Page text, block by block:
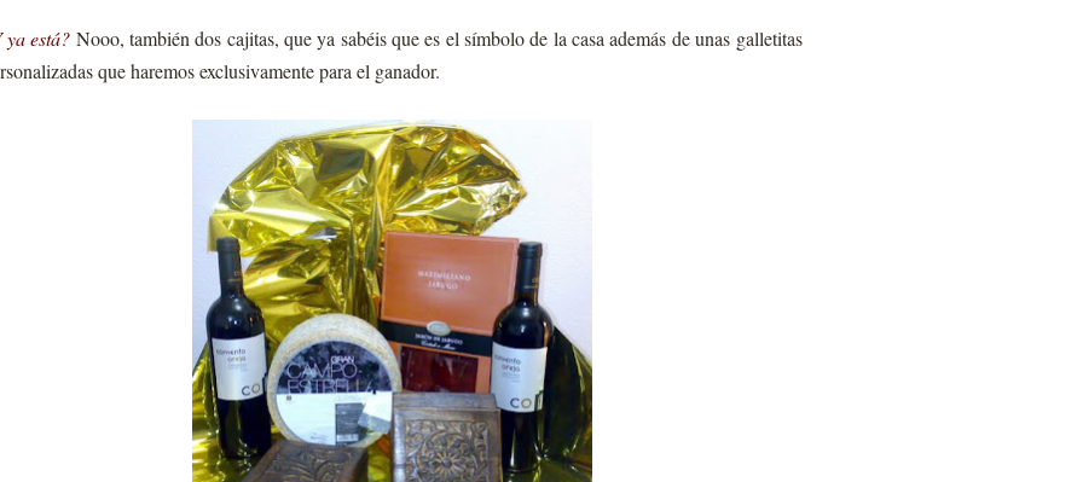
ya está? Nooo, también dos cajitas, que ya sabéis que es el símbolo de la casa además de unas galletitas
que haremos exclusivamente para el ganador.